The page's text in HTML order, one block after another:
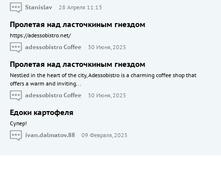
Stanislav
28 Апреля 11:13
Пролетая над ласточкиным гнездом
https://adessobistro.net/
adessobistro Coffee
30 Июня, 2025
Пролетая над ласточкиным гнездом
Nestled in the heart of the city, Adessobistro is a charming coffee shop that
offers a warm and inviting...
adessobistro Coffee
30 Июня, 2025
Едоки картофеля
Cупер!
ivan.dalmatov.88
09 Февраля, 2025